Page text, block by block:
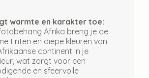
warmte en karakter toe:
Afrika breng je de
tinten en diepe kleuren van
continent in je
wat zorgt voor een
en sfeervolle